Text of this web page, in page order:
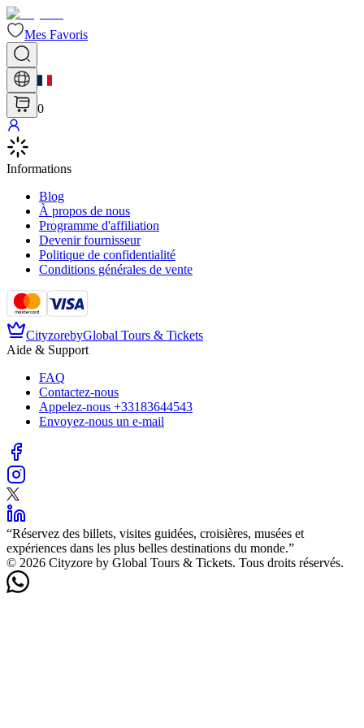
Mes Favoris
0
Informations
Blog
À propos de nous
Programme d'affiliation
Devenir fournisseur
Politique de confidentialité
Conditions générales de vente
CityzorebyGlobal Tours & Tickets
Aide & Support
FAQ
Contactez-nous
Appelez-nous +33183644543
Envoyez-nous un e-mail
“Réservez des billets, visites guidées, croisières, musées et
expériences dans les plus belles destinations du monde.”
©️ 2026 Cityzore by Global Tours & Tickets. Tous droits réservés.